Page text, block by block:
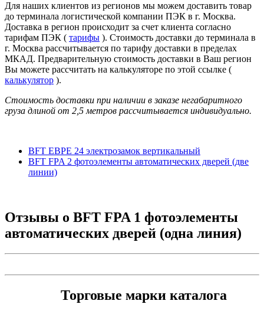
Для наших клиентов из регионов мы можем доставить товар
до терминала логистической компании ПЭК в г. Москва.
Доставка в регион происходит за счет клиента согласно
тарифам ПЭК ( тарифы ). Стоимость доставки до терминала в
г. Москва рассчитывается по тарифу доставки в пределах
МКАД. Предварительную стоимость доставки в Ваш регион
Вы можете рассчитать на калькуляторе по этой ссылке (
калькулятор ).
Стоимость доставки при наличии в заказе негабаритного
груза длиной от 2,5 метров рассчитывается индивидуально.
BFT EBPE 24 электрозамок вертикальный
BFT FPA 2 фотоэлементы автоматических дверей (две
линии)
Отзывы о BFT FPA 1 фотоэлементы
автоматических дверей (одна линия)
Торговые марки каталога